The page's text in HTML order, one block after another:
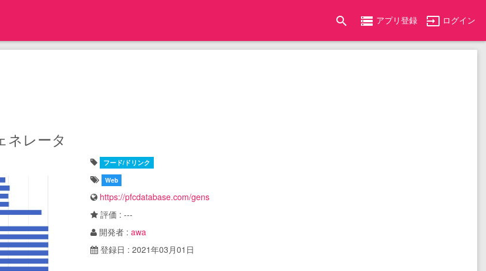
search storage アプリ登録 input ログイン
ネレータ
フード/ドリンク
Web
https://pfcdatabase.com/gens
評価 : ---
開発者 : awa
登録日 : 2021年03月01日